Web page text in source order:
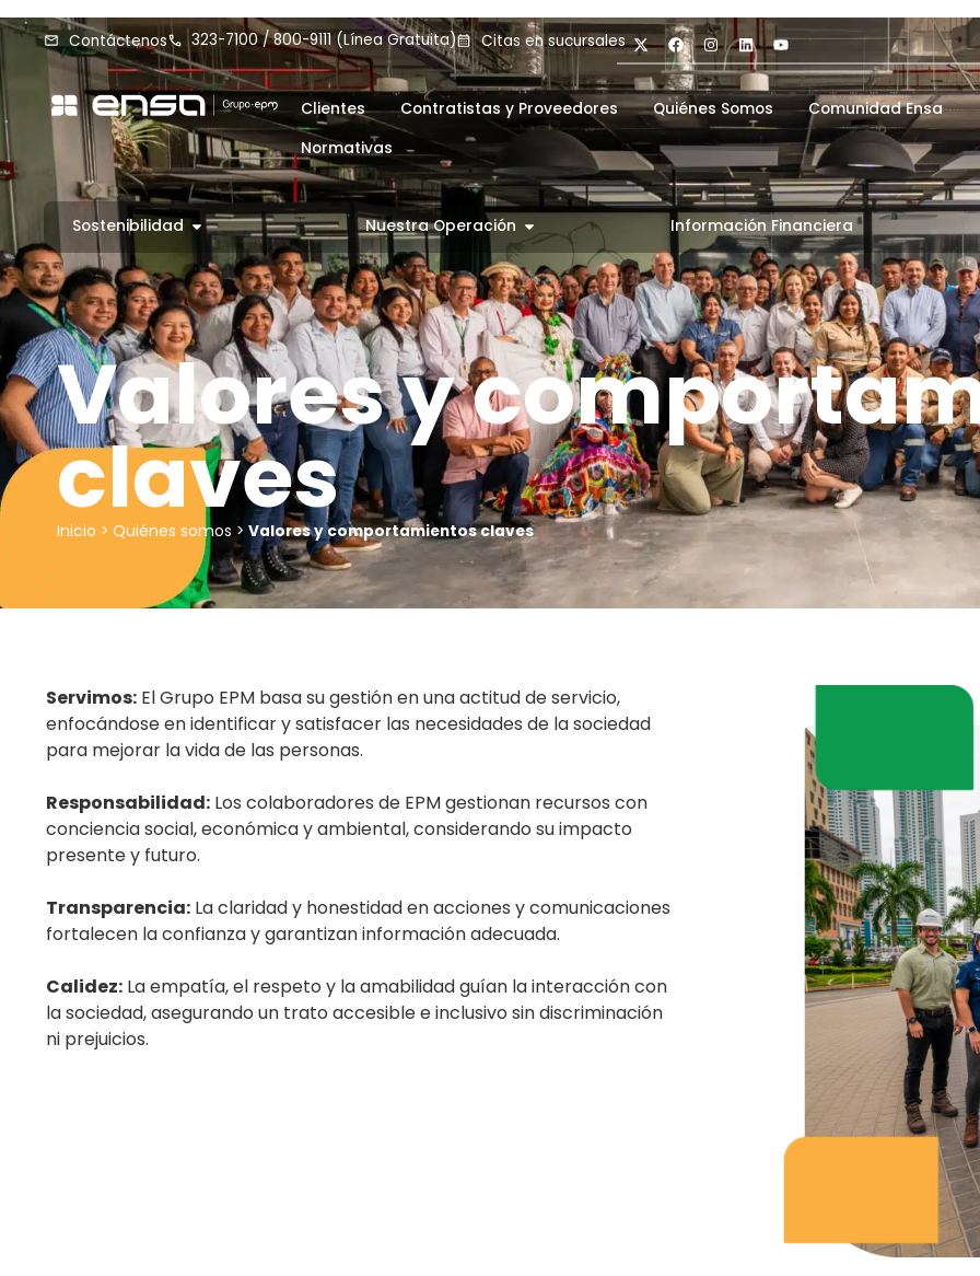
Contáctenos 323-7100 / 800-9111 (Línea Gratuita) Citas en sucursales
Clientes Contratistas y Proveedores Quiénes Somos
Comunidad Ensa
Normativas
Sostenibilidad Nuestra Operación Información Financiera
Valores y
claves
Inicio > Quiénes somos > Valores y comportamientos claves
Servimos: El Grupo EPM basa su gestión en una actitud de servicio,
enfocándose en identificar y satisfacer las necesidades de la sociedad
para mejorar la vida de las personas.
Responsabilidad: Los colaboradores de EPM gestionan recursos con
conciencia social, económica y ambiental, considerando su impacto
presente y futuro.
Transparencia: La claridad y honestidad en acciones y comunicaciones
fortalecen la confianza y garantizan información adecuada.
Calidez: La empatía, el respeto y la amabilidad guían la interacción con
la sociedad, asegurando un trato accesible e inclusivo sin discriminación
ni prejuicios.